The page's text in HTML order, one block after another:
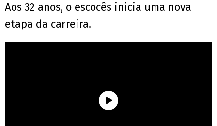
Aos 32 anos, o escocês inicia uma nova
etapa da carreira.